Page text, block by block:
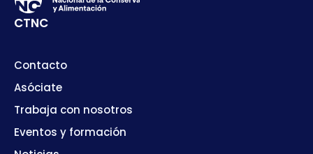
CTNC
Contacto
Asóciate
Trabaja con nosotros
Eventos y formación